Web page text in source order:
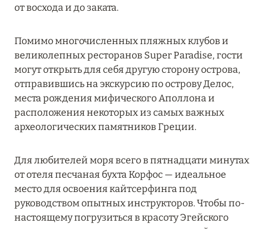
Подробнее
04 апреля 2025
ATLANTIS THE PALM: НОВЫЙ ПАКЕТ
НАПИТКОВ ДЛЯ HB И FB
Подробнее
MANDARIN ORIENTAL JUMEIRA, DUBAI:
СКИДКИ ДО 30 % ОТ СУММЫ КОНТРАКТА НА
РАЗМЕЩЕНИЕ ВЕСНОЙ
Подробнее
от восхода и до заката.
Помимо многочисленных пляжных клубов и
великолепных ресторанов Super Paradise, гости
могут открыть для себя другую сторону острова,
отправившись на экскурсию по острову Делос,
места рождения мифического Аполлона и
расположения некоторых из самых важных
археологических памятников Греции.
Для любителей моря всего в пятнадцати минутах
от отеля песчаная бухта Корфос — идеальное
место для освоения кайтсерфинга под
руководством опытных инструкторов. Чтобы по-
настоящему погрузиться в красоту Эгейского